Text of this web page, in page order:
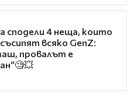
сподели 4 неща, които
всяко GenZ:
провалът е